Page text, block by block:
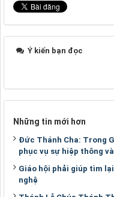
Ý kiến bạn đọc
Những tin mới hơn
Đức Thánh Cha: Trong
phục vụ sự hiệp thông
Giáo hội phải giúp tìm
nghệ